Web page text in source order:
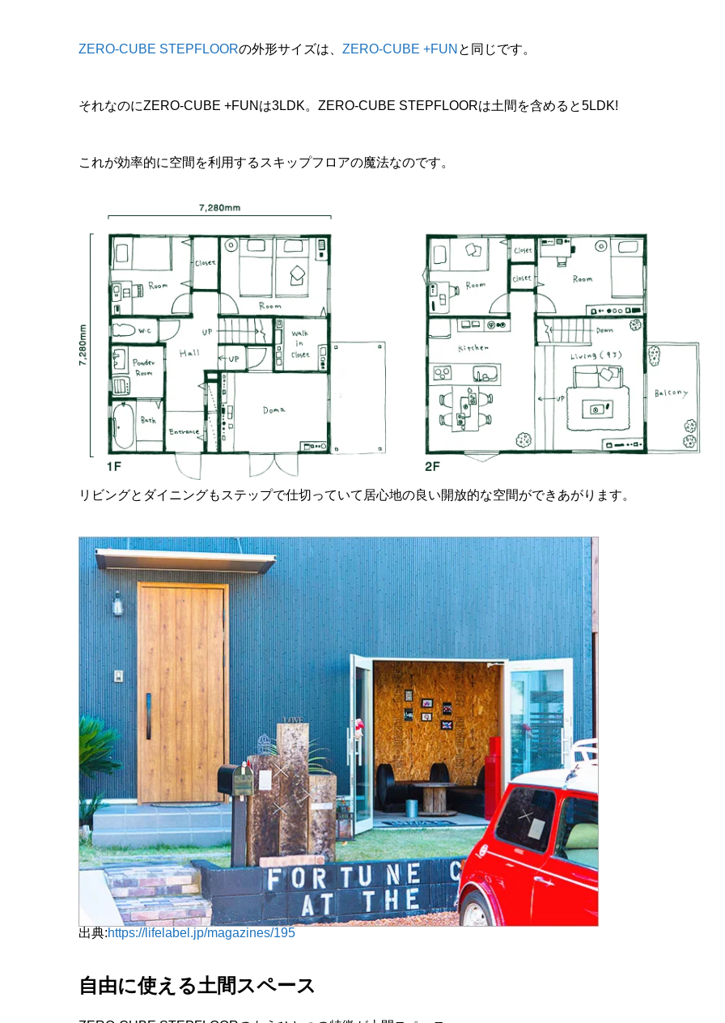
ZERO-CUBE STEPFLOORの外形サイズは、 ZERO-CUBE +FUN と同じです。
それなのにZERO-CUBE +FUNは3LDK。ZERO-CUBE STEPFLOORは土間を含めると5LDK!
これが効率的に空間を利用するスキップフロアの魔法なのです。
リビングとダイニングもステップで仕切っていて居心地の良い開放的な空間ができあがります。
出典:https://lifelabel.jp/magazines/195
自由に使える土間スペース